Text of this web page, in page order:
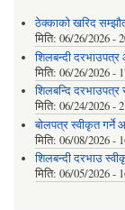
ठेक्काको खरिद
मिति: 06/26/2026 -
शिलबन्दी
मिति: 06/26/2026 -
शिलबन्दि
मिति: 06/24/2026 -
बोलपत्र स्वीकृत
मिति: 06/08/2026 -
शिलबन्दी दरभाउ
मिति: 06/05/2026 -